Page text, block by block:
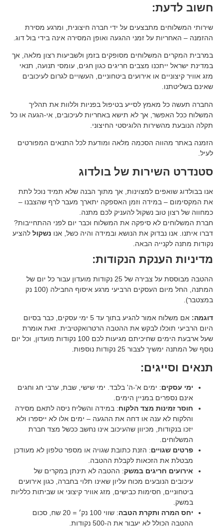
מתבצעים על ידי חברה חיצונית, ומרגע מסירת
על זמני ההגעה ואופן המסירה אינה בידי בול דוג.
המשלוחים מסופקים בזמן ולשביעות רצון מלאה, אך
מצבים חריגים כגון חגים, עומסי תנועה, תנאי
או אירועים ביטחוניים, העשויים לגרום לעיכובים
לסייע בטיפול בפניות וללוות את תהליך
אך לא תישא באחריות לעיכובים, אי-הגעה או כל
הלוגיסטי החיצוני.
הסכמה מלאה ומודעת לכל התנאים המפורטים
של בולדוג
למצוינות, אך מתוך הבנה שלא תמיד נוכל לתת
במידה וזמן האספקה יתארך מעבר לרף שהצבנו –
טוב נשקול להעניק לכם מתנה.
לא סיפקה את המשלוח וכבר יום לפני ההתחייבות?
נבדוק את הנושא ובמידה והיה כשל, אנונשקוללהציע
הבאה.
הנקודות:
ההטבה מבוססת על צבירה של 25 נקודות מועדון עבור כל יום של
המתנה, החל מיום העסקים הרביעי מרגע איסוף החבילה (100 נק
אם משלוח אמור להגיע בתוך עד 5 ימי עסקים, כבר בסיום
לבקש את ההטבה הרטרואקטיבית. זאת אומרת
שעל ארבעת הימים שחיכיתם מגיעות לכם 100 נקודות מועדון, וכל יום
25 נקודות נוספות.
: ימים א'-ה' בלבד. ימי שישי, שבת, ערבי חג וחגים
במניין הימים.
מצד הלקוח: במידה והשליח ניסה לתאם מסירה
ענה או דחה את ההגעה – ימים אלו לא ייספרו ולא
מכיוון שהעיכוב אינו נחשב ככשל מצד חברת
: הזנת כתובת שגויה או מספר טלפון לא מעודכן
הזכאות לקבלת ההטבה.
חריגים במשק: ההטבה לא תינתן במקרים של
מכוח עליון שאינו תלוי בחברה, כגון אירועים
חסימות כבישים, מזג אוויר קיצוני או שביתות כלליות
ותקרת הטבה
: שווי 100 נק׳ = 20 שח, סכום
לא יעבור את ה-500 נקודות.